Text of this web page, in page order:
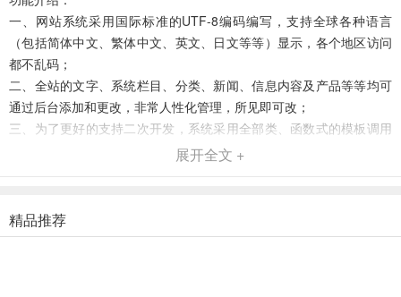
一、网站系统采用国际标准的UTF-8编码编写，支持全球各种语言
（包括简体中文、繁体中文、英文、日文等等）显示，各个地区访问
都不乱码；
二、全站的文字、系统栏目、分类、新闻、信息内容及产品等等均可
通过后台添加和更改，非常人性化管理，所见即可改；
三、为了更好的支持二次开发，系统采用全部类、函数式的模板调用
方式，制作模板的时候，可以任意更改程序功能，非常方便公司随着
五、系统完全免费、开源，可用于一切商业行为，更适合二次开发；
六、DIV+CSS布局，全部兼容IE6、IE7、IE8、火狐等主流浏览器；
展开全文 +
精品推荐